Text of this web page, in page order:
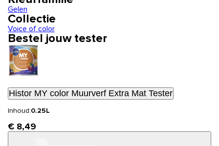
Gelen
Collectie
Voice of color
Bestel jouw tester
Histor MY color Muurverf Extra Mat Tester
Inhoud:0.25L
€ 8,49